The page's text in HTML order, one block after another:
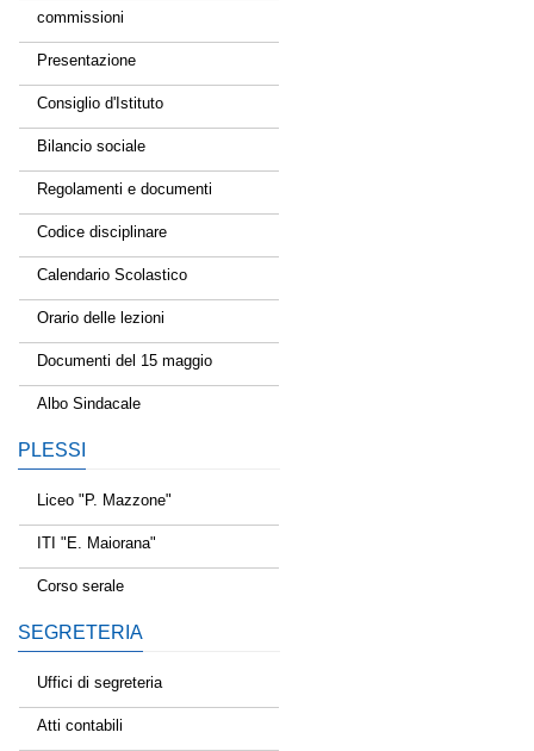
commissioni
Presentazione
Consiglio d'Istituto
Bilancio sociale
Regolamenti e documenti
Codice disciplinare
Calendario Scolastico
Orario delle lezioni
Documenti del 15 maggio
Albo Sindacale
PLESSI
Liceo "P. Mazzone"
ITI "E. Maiorana"
Corso serale
SEGRETERIA
Uffici di segreteria
Atti contabili